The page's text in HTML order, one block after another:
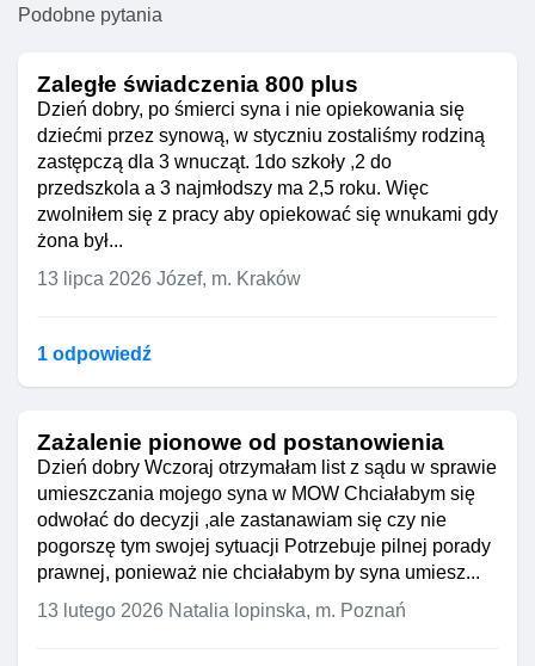
sąd zdecyduje inaczej ze względu
na Twoje zdrowie psychiczne i
niemożność samodzielnego
podejmowania decyzji. W takim
przypadku decyzja musi być
uzasadniona stanem zdrowia i
wiedzy.Nie można być
w którym jesteś stroną i masz
interesów. O decyzji sądu musisz
być poinformowana, a sam proces
powinien być transparentny.
Rekomendacje:
Skontaktuj się z prawnikiem
specjalizującym się w prawie
rodzinnym i opiekuńczym, aby
negatywnie na ich dobrostan.
Odebranie pieniędzy bez zgody.
Pieniądze z Twojej renty nie mogą
być zabierane bez Twojej zgody,
chyba że masz kuratora lub
opiekuna prawnego, który
Twoim interesie. Jeśli uważasz, że
ktoś bezprawnie zabiera Twoje
Opiekuńczo-Leczniczym (ZOL)
wymaga zgody pacjenta, chyba że
sąd zdecyduje inaczej ze względu
na Twoje zdrowie psychiczne i
niemożność samodzielnego
podejmowania decyzji. W takim
przypadku decyzja musi być
Podobne pytania
Zaległe świadczenia 800 plus
Dzień dobry, po śmierci syna i nie opiekowania się
dziećmi przez synową, w styczniu zostaliśmy rodziną
zastępczą dla 3 wnucząt. 1do szkoły ,2 do
przedszkola a 3 najmłodszy ma 2,5 roku. Więc
zwolniłem się z pracy aby opiekować się wnukami gdy
żona był...
13 lipca 2026 Józef, m. Kraków
1 odpowiedź
Zażalenie pionowe od postanowienia
Dzień dobry Wczoraj otrzymałam list z sądu w sprawie
umieszczania mojego syna w MOW Chciałabym się
odwołać do decyzji ,ale zastanawiam się czy nie
pogorszę tym swojej sytuacji Potrzebuje pilnej porady
prawnej, ponieważ nie chciałabym by syna umiesz...
13 lutego 2026 Natalia lopinska, m. Poznań